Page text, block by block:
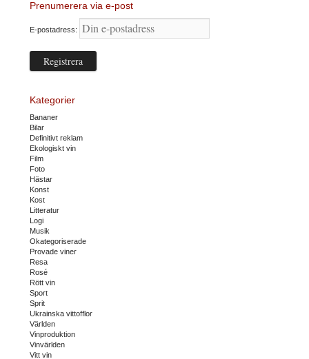
Prenumerera via e-post
E-postadress:
Kategorier
Bananer
Bilar
Definitivt reklam
Ekologiskt vin
Film
Foto
Hästar
Konst
Kost
Litteratur
Logi
Musik
Okategoriserade
Provade viner
Resa
Rosé
Rött vin
Sport
Sprit
Ukrainska vittofflor
Världen
Vinproduktion
Vinvärlden
Vitt vin